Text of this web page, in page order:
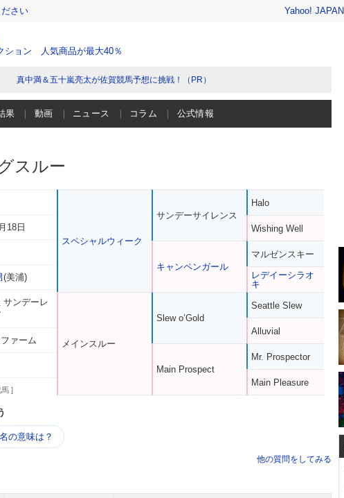
さい Yahoo! JAPAN
ション 人気商品が最大40％
真中満＆五十嵐亮太が佐賀競馬予想に挑戦！（PR）
果 動画 ニュース コラム 公式情報
スルー
18日
(美浦)
サンデーレ
ァーム
馬 ]
スペシャルウィーク
メインスルー
サンデーサイレンス
キャンペンガール
Slew o’Gold
Main Prospect
Halo
Wishing Well
マルゼンスキー
レデイーシラオ
キ
Seattle Slew
Alluvial
Mr. Prospector
Main Pleasure
の意味は？
他の質問をしてみる